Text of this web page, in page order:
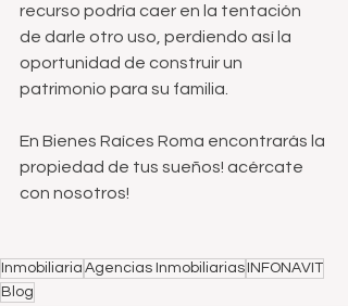
recurso podría caer en la tentación
de darle otro uso, perdiendo así la
oportunidad de construir un
patrimonio para su familia.
En Bienes Raíces Roma encontrarás la
propiedad de tus sueños! acércate
con nosotros!
Inmobiliaria Agencias Inmobiliarias INFONAVIT
Blog